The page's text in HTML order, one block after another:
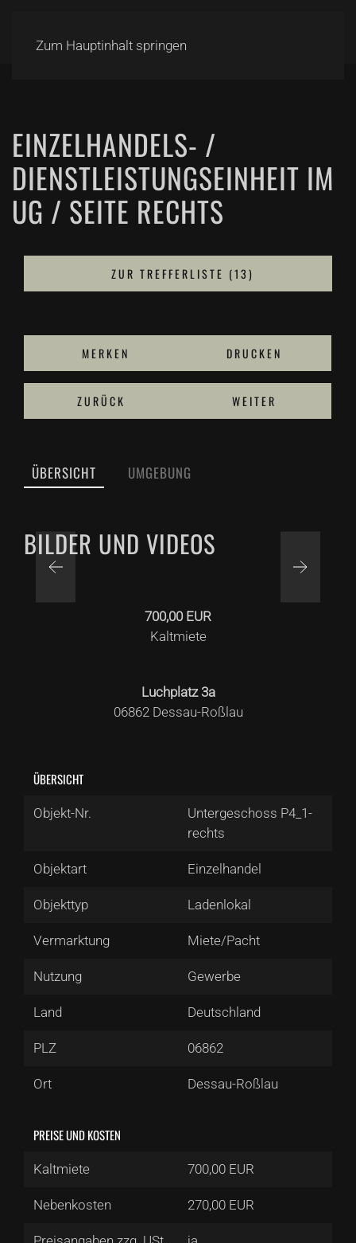
Zum Hauptinhalt springen
EINZELHANDELS- /
DIENSTLEISTUNGSEINHEIT IM
UG / SEITE RECHTS
ZUR TREFFERLISTE (13)
MERKEN DRUCKEN
ZURÜCK WEITER
ÜBERSICHT UMGEBUNG
BILDER UND VIDEOS
TITELBILD
700,00 EUR
Kaltmiete
Luchplatz 3a
06862 Dessau-Roßlau
ÜBERSICHT
Objekt-Nr.
Untergeschoss P4_1-
rechts
Objektart Einzelhandel
Objekttyp Ladenlokal
Vermarktung Miete/Pacht
Nutzung Gewerbe
Land Deutschland
PLZ 06862
Ort Dessau-Roßlau
PREISE UND KOSTEN
Kaltmiete 700,00 EUR
Nebenkosten 270,00 EUR